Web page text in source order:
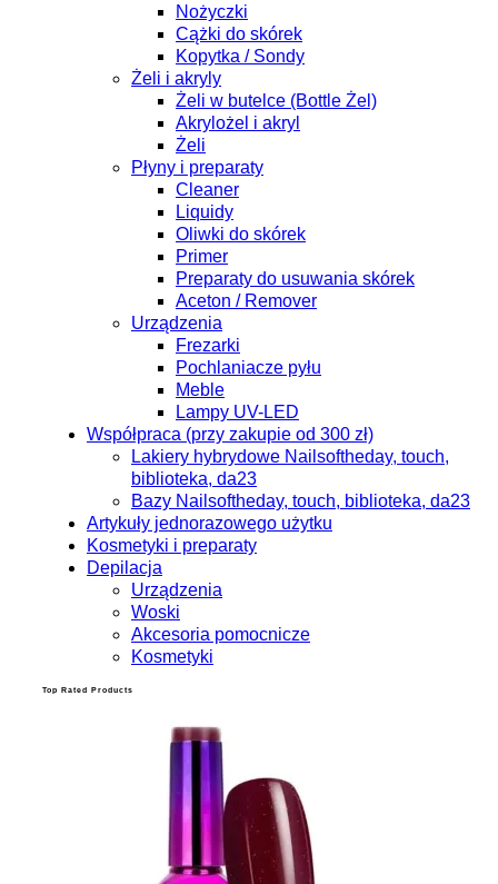
Nożyczki
Cążki do skórek
Kopytka / Sondy
Żeli i akryly
Żeli w butelce (Bottle Żel)
Akrylożel i akryl
Żeli
Płyny i preparaty
Cleaner
Liquidy
Oliwki do skórek
Primer
Preparaty do usuwania skórek
Aceton / Remover
Urządzenia
Frezarki
Pochlaniacze pyłu
Meble
Lampy UV-LED
Współpraca (przy zakupie od 300 zł)
Lakiery hybrydowe Nailsoftheday, touch,
biblioteka, da23
Bazy Nailsoftheday, touch, biblioteka, da23
Artykuły jednorazowego użytku
Kosmetyki i preparaty
Depilacja
Urządzenia
Woski
Akcesoria pomocnicze
Kosmetyki
Top Rated Products